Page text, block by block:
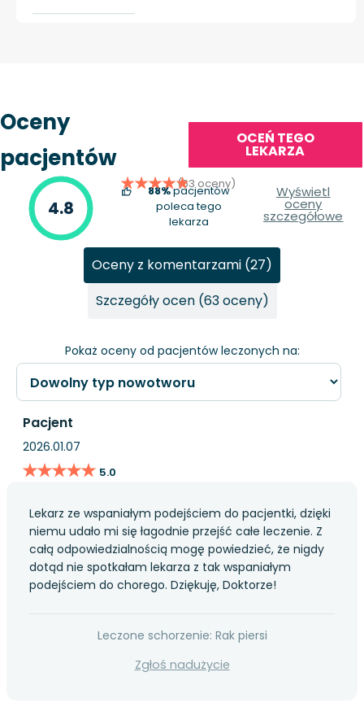
Oceny
pacjentów
OCEŃ TEGO
LEKARZA
4.8
(63 oceny)
88%pacjentów
poleca tego
lekarza
Wyświetl
oceny
szczegółowe
Pokaż oceny od pacjentów leczonych na:
Oceny z komentarzami (27)
Szczegóły ocen (63 oceny)
Pacjent
2026.01.07
★★★★★
★★★★★ 5.0
Lekarz ze wspaniałym podejściem do pacjentki, dzięki
niemu udało mi się łagodnie przejść całe leczenie. Z
całą odpowiedzialnością mogę powiedzieć, że nigdy
dotąd nie spotkałam lekarza z tak wspaniałym
podejściem do chorego. Dziękuję, Doktorze!
Leczone schorzenie: Rak piersi
Zgłoś nadużycie